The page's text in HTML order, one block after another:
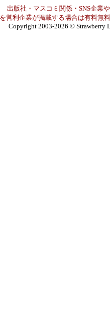
出版社・マスコミ関係・SNS企業
営利企業が掲載する場合は有料無
Copyright 2003-2026 © Strawberry